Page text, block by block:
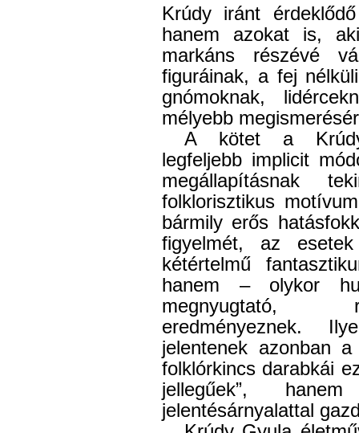
Krúdy iránt
hanem azokat is,
markáns részévé
figuráinak, a fej
gnómoknak,
mélyebb
A kötet a
legfeljebb implicit
megállapításnak
folklorisztikus
bármily erős
figyelmét, az
kétértelmű
hanem – olykor
megnyugtató,
eredményeznek.
jelentenek azonban
folklórkincs darabkái
jellegűek”,
jelentésárnyalattal